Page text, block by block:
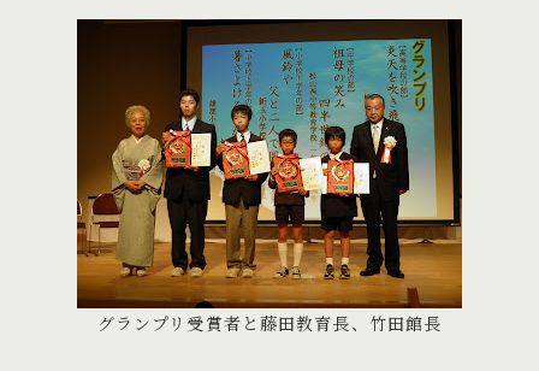
グランプリ受賞者と藤田教育長、竹田館長